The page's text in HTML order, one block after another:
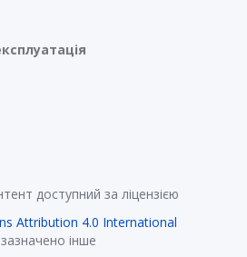
доступний за ліцензією
Attribution 4.0 International
інше